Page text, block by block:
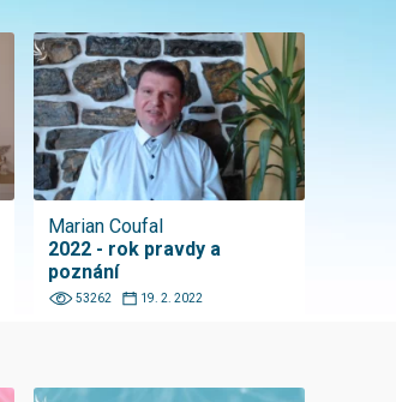
Marian Coufal
2022 - rok pravdy a
poznání
53262 19. 2. 2022